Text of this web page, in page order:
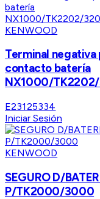
KENWOOD
Terminal negativa
contacto batería
NX1000/
E23125334
Iniciar Sesión
KENWOOD
SEGURO D/
P/TK2000/3000